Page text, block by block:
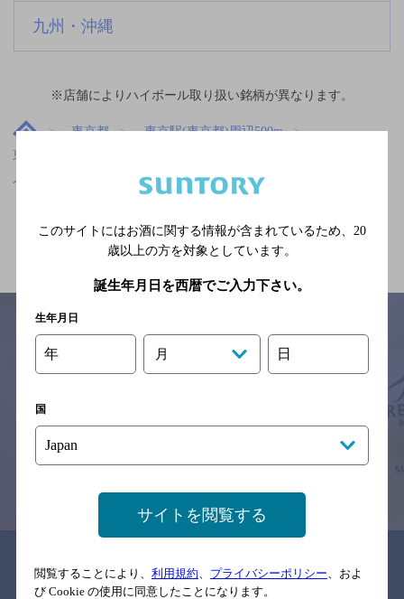
九州・沖縄
※店舗によりハイボール取り扱い銘柄が異なります。
東京都
東京駅(東京都)周辺500m
東京駅(東京都)周辺500m,飲茶・点心,落ち着くフンイキの神泡超達
人店
関連ページ
サイトマップ 利用規約
念のためお店にご確認の上ご来店くださいますようお願い申し上げま
このサイトにはお酒に関する情報が含まれているため、 20
歳以上の方を対象としています。
誕生年月日を西暦でご入力下さい。
生年月日
年 月 日
国
サイトを閲覧する
閲覧することにより、 利用規約 プライバシーポリシー 、およ
び Cookie の使用に同意したことになります。